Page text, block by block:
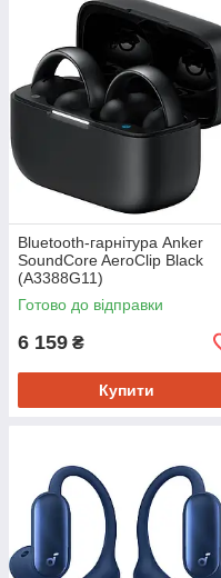
Bluetooth-гарнітура Anker
SoundCore AeroClip Black
(A3388G11)
Готово до відправки
6 159 ₴
Купити